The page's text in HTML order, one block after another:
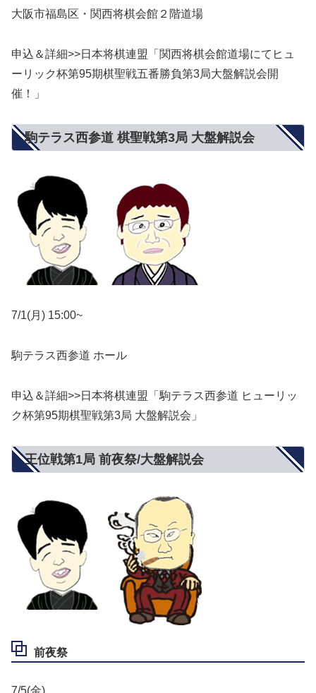
大阪市福島区・関西将棋会館２階道場
申込＆詳細>>日本将棋連盟「関西将棋会館道場にてヒュ
ーリック杯第95期棋聖戦五番勝負第3局大盤解説会開
催！」
駒テラス西参道 棋聖戦第3局 大盤解説会
7/1(月) 15:00~
駒テラス西参道 ホール
申込＆詳細>>日本将棋連盟「駒テラス西参道 ヒューリッ
ク杯第95期棋聖戦第3局 大盤解説会」
王位戦第1局 前夜祭/大盤解説会
前夜祭
7/5(金)